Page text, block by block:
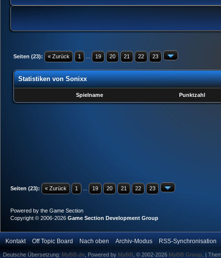
Seiten (23): « Zurück 1 19 20 21 22 23
Statistiken von Sonixx
Spielname Punktzahl
Seiten (23): « Zurück 1 19 20 21 22 23
Powered by the Game Section
Copyright © 2006-2026 Game Section Development Group
Kontakt Off Topic Board Nach oben Archiv-Modus RSS-Synchronisation
Deutsche Übersetzung: MyBB.de , Powered by MyBB , © 2002-2026 MyBB Group |